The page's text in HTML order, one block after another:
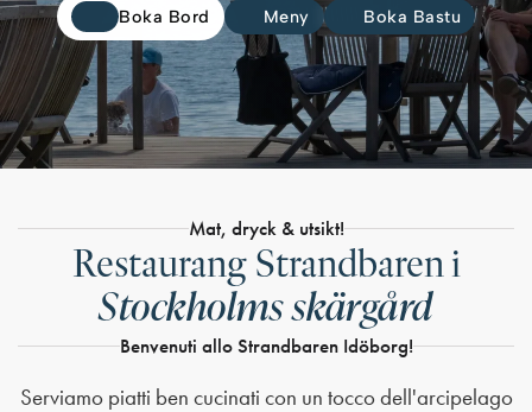
Boka Bord Meny Boka Bastu
Mat, dryck & utsikt!
Restaurang Strandbaren i
Stockholms skärgård
Benvenuti allo Strandbaren Idöborg!
Serviamo piatti ben cucinati con un tocco dell'arcipelago